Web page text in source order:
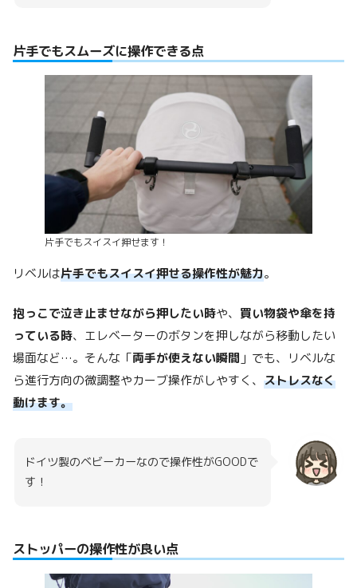
片手でもスムーズに操作できる点
片手でもスイスイ押せます！
リベルは片手でもスイスイ押せる操作性が魅力。
抱っこで泣き止ませながら押したい時や、 買い物袋や傘を持
っている時、エレベーターのボタンを押しながら移動したい
場面など…。そんな「両手が使えない瞬間 」でも、リベルな
ら進行方向の微調整やカーブ操作がしやすく、 ストレスなく
動けます。
ドイツ製のベビーカーなので操作性がGOODで
す！
ストッパーの操作性が良い点